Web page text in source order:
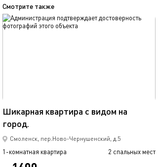
Смотрите также
Шикарная квартира с видом на
город.
Смоленск, пер.Ново-Чернушенский, д.5
1-комнатная квартира 2 спальных мест
обновлено 14.05.2020